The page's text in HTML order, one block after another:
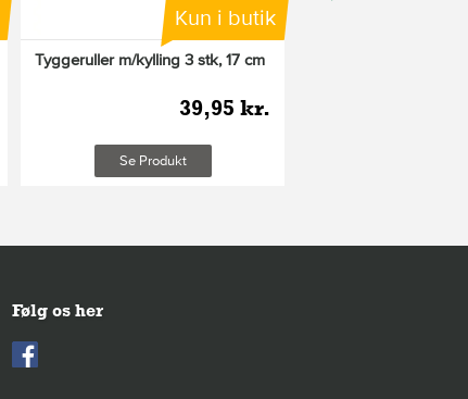
Kun i butik
Tyggeruller m/kylling 3 stk, 17 cm
39,95 kr.
Se Produkt
Følg os her